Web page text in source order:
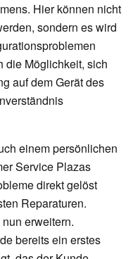
Hier können nicht
sondern es wird
die Möglichkeit, sich
auf dem Gerät des
einem persönlichen
Service Plazas
direkt gelöst
Reparaturen.
erweitern.
bereits ein erstes